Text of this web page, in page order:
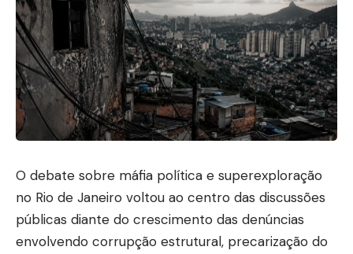
O debate sobre máfia política e superexploração
no Rio de Janeiro voltou ao centro das discussões
públicas diante do crescimento das denúncias
envolvendo corrupção estrutural, precarização do